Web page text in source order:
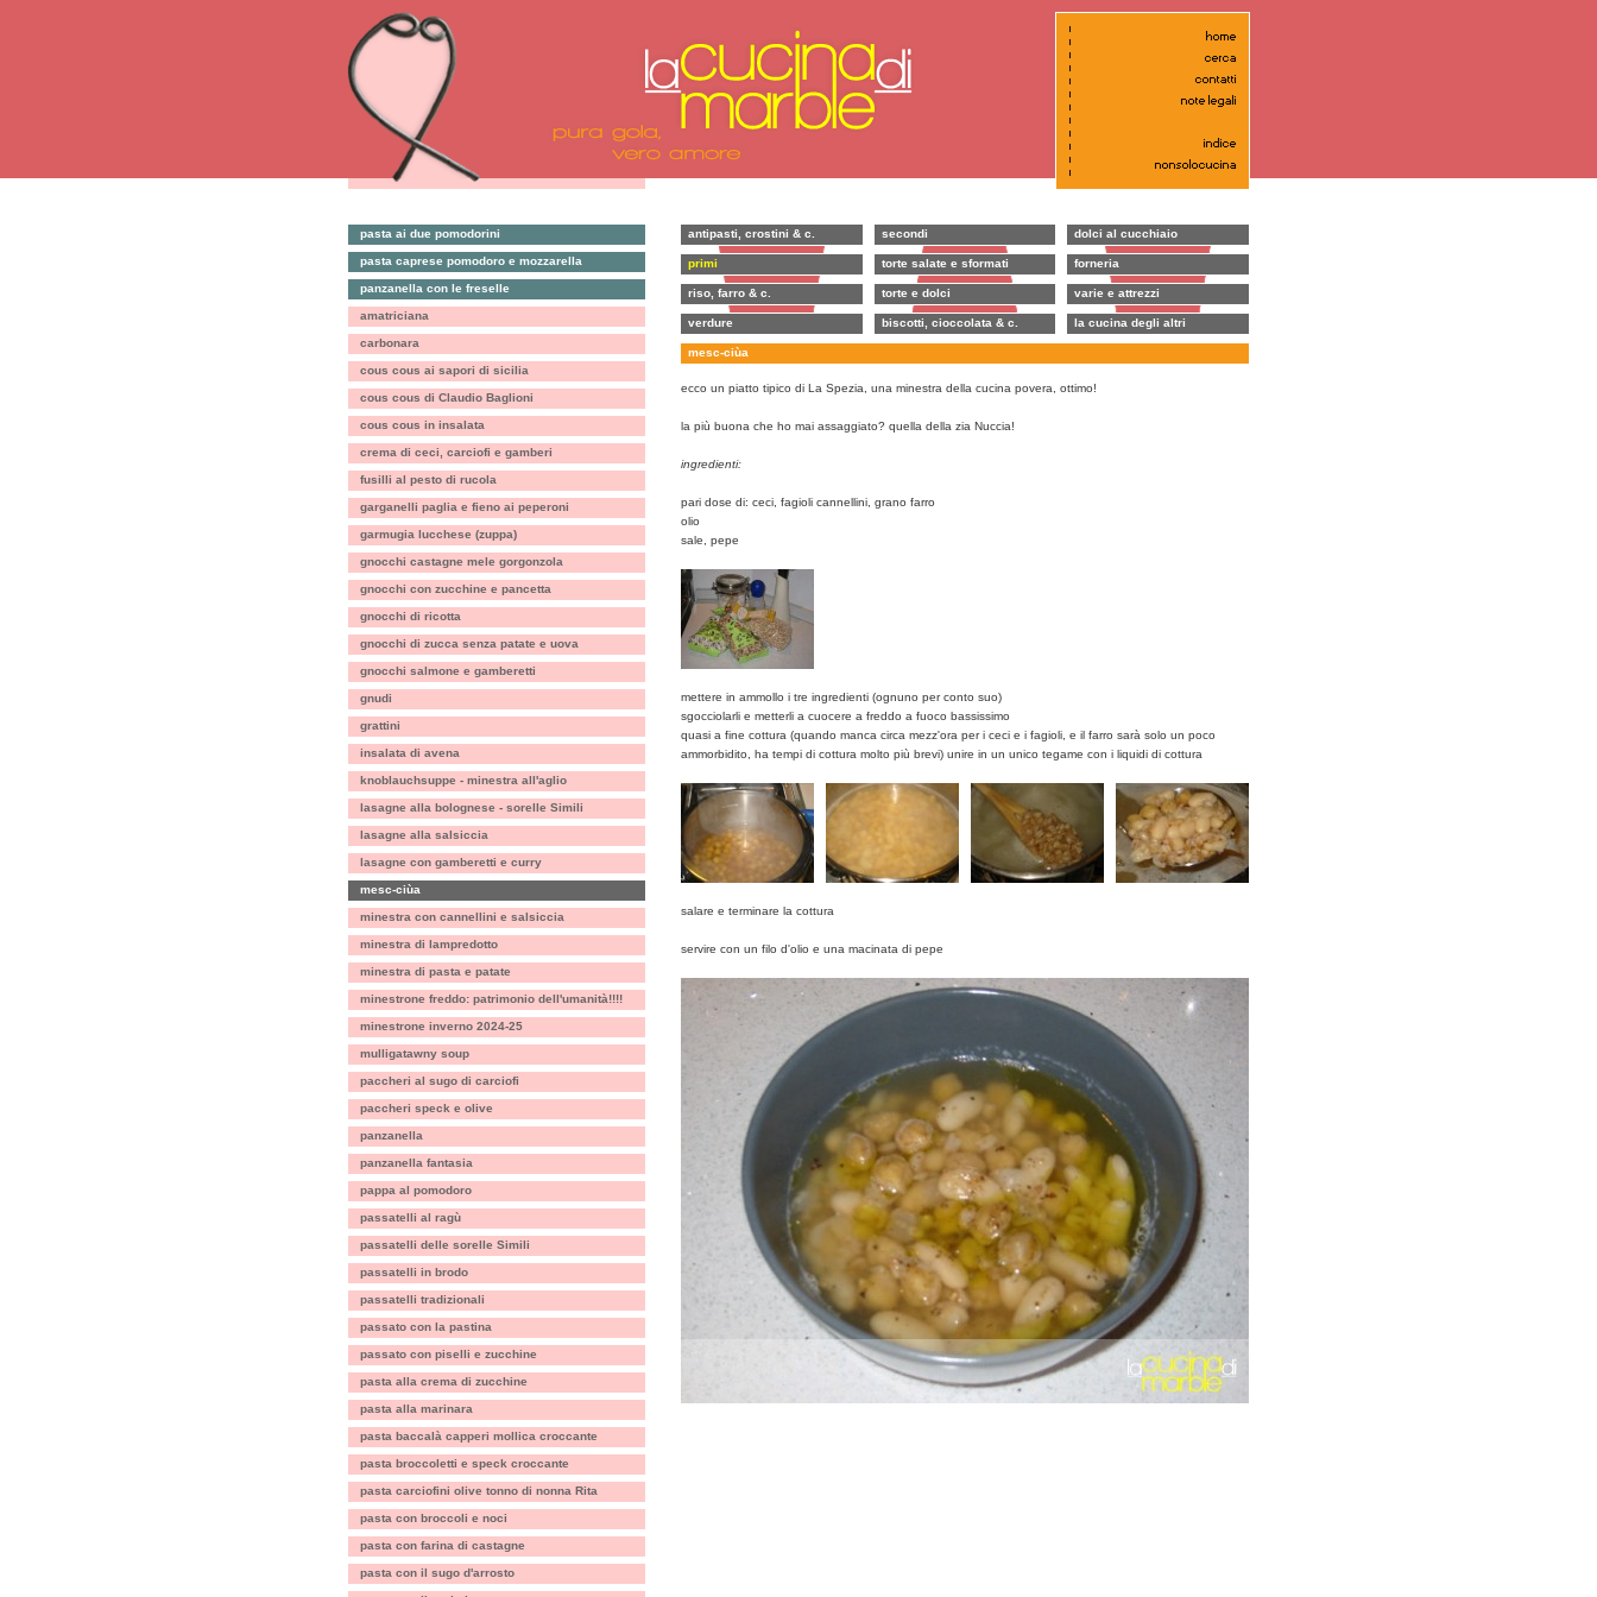
antipasti, crostini & c.
primi
riso, farro & c.
verdure
secondi
torte salate e sformati
torte e dolci
biscotti, cioccolata & c.
dolci al cucchiaio
forneria
varie e attrezzi
la cucina degli altri
pasta ai due pomodorini
pasta caprese pomodoro e mozzarella
panzanella con le freselle
amatriciana
carbonara
cous cous ai sapori di sicilia
cous cous di Claudio Baglioni
cous cous in insalata
crema di ceci, carciofi e gamberi
fusilli al pesto di rucola
garganelli paglia e fieno ai peperoni
garmugia lucchese (zuppa)
gnocchi castagne mele gorgonzola
gnocchi con zucchine e pancetta
gnocchi di ricotta
gnocchi di zucca senza patate e uova
gnocchi salmone e gamberetti
gnudi
grattini
insalata di avena
knoblauchsuppe - minestra all'aglio
lasagne alla bolognese - sorelle Simili
lasagne alla salsiccia
lasagne con gamberetti e curry
mesc-ciùa
minestra con cannellini e salsiccia
minestra di lampredotto
minestra di pasta e patate
minestrone freddo: patrimonio dell'umanità!!!!
minestrone inverno 2024-25
mulligatawny soup
paccheri al sugo di carciofi
paccheri speck e olive
panzanella
panzanella fantasia
pappa al pomodoro
passatelli al ragù
passatelli delle sorelle Simili
passatelli in brodo
passatelli tradizionali
passato con la pastina
passato con piselli e zucchine
pasta alla crema di zucchine
pasta alla marinara
pasta baccalà capperi mollica croccante
pasta broccoletti e speck croccante
pasta carciofini olive tonno di nonna Rita
pasta con broccoli e noci
pasta con farina di castagne
pasta con il sugo d'arrosto
mesc-ciùa
ecco un piatto tipico di La Spezia, una minestra della cucina povera, ottimo!
la più buona che ho mai assaggiato? quella della zia Nuccia!
ingredienti:
pari dose di: ceci, fagioli cannellini, grano farro
olio
sale, pepe
mettere in ammollo i tre ingredienti (ognuno per conto suo)
sgocciolarli e metterli a cuocere a freddo a fuoco bassissimo
quasi a fine cottura (quando manca circa mezz'ora per i ceci e i fagioli, e il farro sarà solo un poco
ammorbidito, ha tempi di cottura molto più brevi) unire in un unico tegame con i liquidi di cottura
salare e terminare la cottura
servire con un filo d'olio e una macinata di pepe